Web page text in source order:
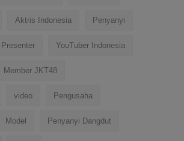
Aktris Indonesia Penyanyi
Presenter YouTuber Indonesia
Member JKT48
video Pengusaha
Model Penyanyi Dangdut